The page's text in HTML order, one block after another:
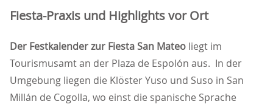
Fiesta-Praxis und Highlights vor Ort
Der Festkalender zur Fiesta San Mateo liegt im
Tourismusamt an der Plaza de Espolón aus. In der
Umgebung liegen die Klöster Yuso und Suso in San
Millán de Cogolla, wo einst die spanische Sprache